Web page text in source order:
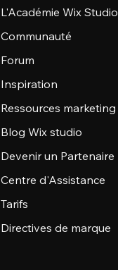
L'Académie Wix Studio
Communauté
Forum
Inspiration
Ressources marketing
Blog Wix studio
Devenir un Partenaire
Centre d'Assistance
Tarifs
Directives de marque